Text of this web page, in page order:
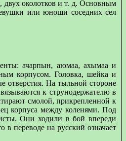
двух околотков и т. д. Основным
или юноши соседних сел
ачарпын, аюмаа, ахымаа и
корпусом. Головка, шейка и
отверстия. На тыльной стороне
к струнодержателю в
смолой, прикрепленной к
корпуса между коленями. Под
Они ходили в бой впереди
переводе на русский означает